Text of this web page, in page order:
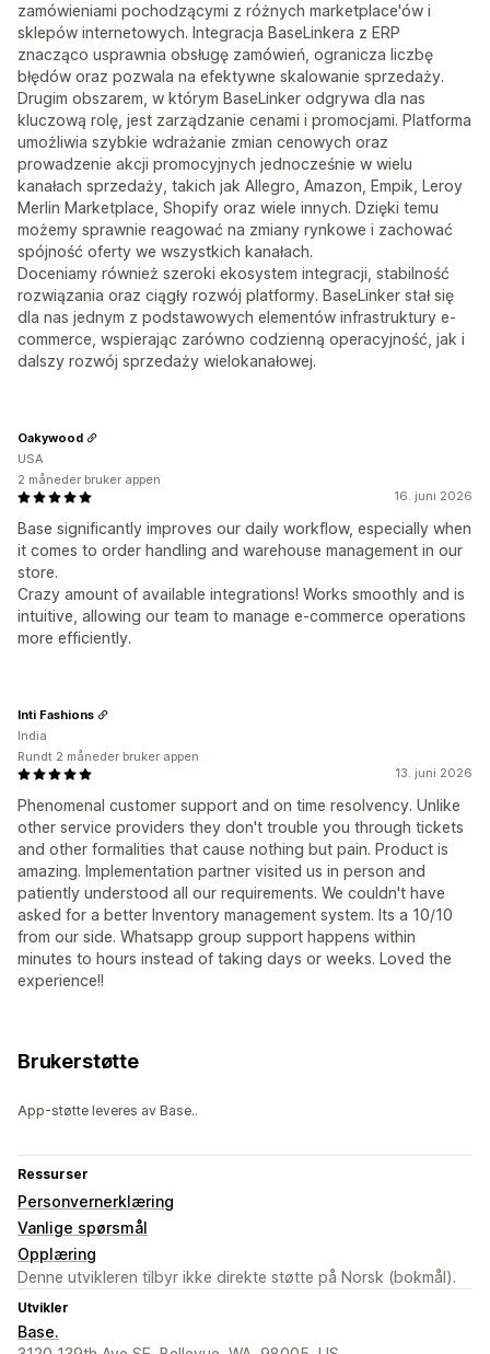
zamówieniami pochodzącymi z różnych marketplace'ów i
sklepów internetowych. Integracja BaseLinkera z ERP
znacząco usprawnia obsługę zamówień, ogranicza liczbę
błędów oraz pozwala na efektywne skalowanie sprzedaży.
Drugim obszarem, w którym BaseLinker odgrywa dla nas
kluczową rolę, jest zarządzanie cenami i promocjami. Platforma
umożliwia szybkie wdrażanie zmian cenowych oraz
prowadzenie akcji promocyjnych jednocześnie w wielu
kanałach sprzedaży, takich jak Allegro, Amazon, Empik, Leroy
Merlin Marketplace, Shopify oraz wiele innych. Dzięki temu
możemy sprawnie reagować na zmiany rynkowe i zachować
spójność oferty we wszystkich kanałach.
Doceniamy również szeroki ekosystem integracji, stabilność
rozwiązania oraz ciągły rozwój platformy. BaseLinker stał się
dla nas jednym z podstawowych elementów infrastruktury e-
commerce, wspierając zarówno codzienną operacyjność, jak i
dalszy rozwój sprzedaży wielokanałowej.
16. juni 2026
Base significantly improves our daily workflow, especially when
it comes to order handling and warehouse management in our
store.
Crazy amount of available integrations! Works smoothly and is
intuitive, allowing our team to manage e-commerce operations
more efficiently.
Oakywood
USA
2 måneder bruker appen
13. juni 2026
Phenomenal customer support and on time resolvency. Unlike
other service providers they don't trouble you through tickets
and other formalities that cause nothing but pain. Product is
amazing. Implementation partner visited us in person and
patiently understood all our requirements. We couldn't have
asked for a better Inventory management system. Its a 10/10
from our side. Whatsapp group support happens within
minutes to hours instead of taking days or weeks. Loved the
experience!!
Inti Fashions
India
Rundt 2 måneder bruker appen
Brukerstøtte
App-støtte leveres av Base..
Ressurser
Personvernerklæring
Vanlige spørsmål
Opplæring
Denne utvikleren tilbyr ikke direkte støtte på Norsk (bokmål).
Utvikler
Base.